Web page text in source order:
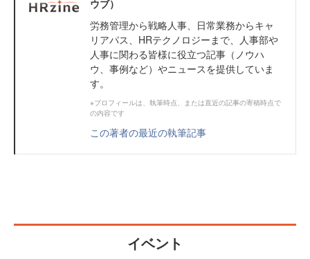
ウブ）
労務管理から戦略人事、日常業務からキャ
リアパス、HRテクノロジーまで、人事部や
人事に関わる皆様に役立つ記事（ノウハ
ウ、事例など）やニュースを提供していま
す。
※プロフィールは、執筆時点、または直近の記事の寄稿時点で
の内容です
この著者の最近の執筆記事
イベント